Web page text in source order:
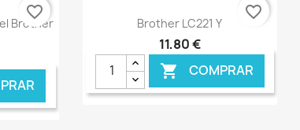
Brother
favorite_border Ver+
Brother LC221 Y
11,80 €
 COMPRAR
favorite_border